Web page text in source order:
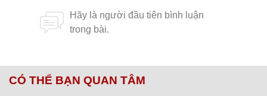
CÓ THỂ BẠN QUAN TÂM